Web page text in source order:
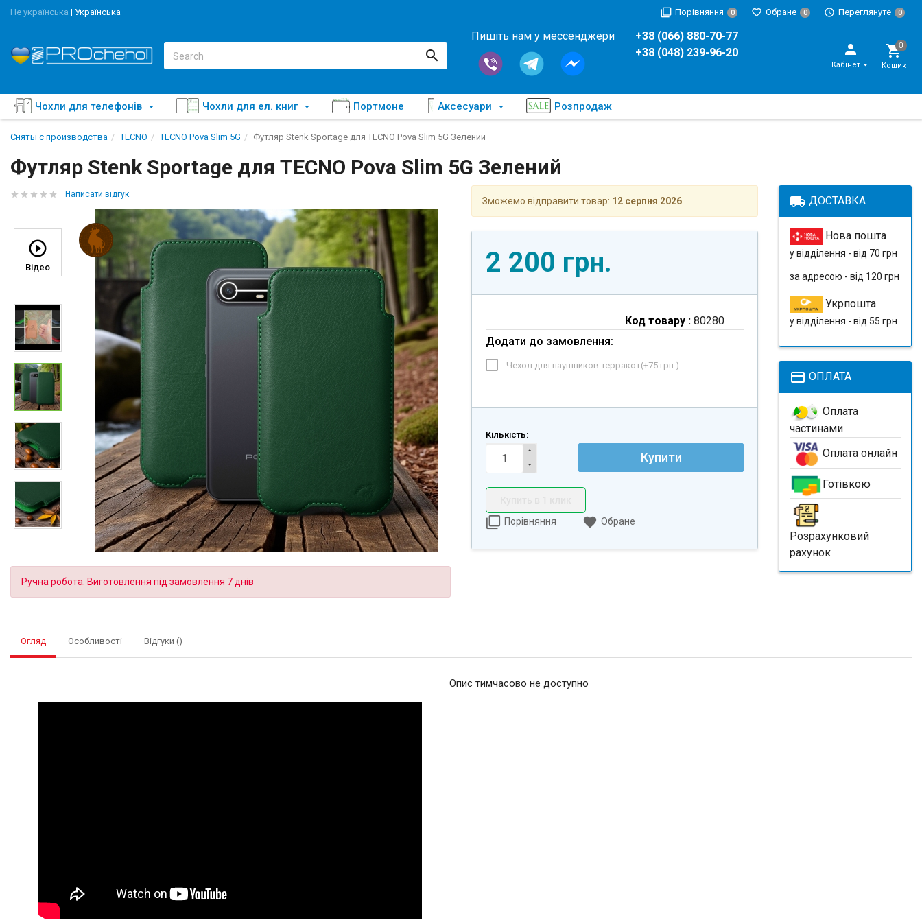
Не українська | Українська Порівняння 0 Обране 0 Переглянуте 0
Пишіть нам у мессенджери
+38 (066) 880-70-77
+38 (048) 239-96-20
Кабінет Кошик
Чохли для телефонів Чохли для ел. книг Портмоне Аксесуари Розпродаж
Сняты с производства TECNO TECNO Pova Slim 5G Футляр Stenk Sportage для TECNO Pova Slim 5G Зелений
Футляр Stenk Sportage для TECNO Pova Slim 5G Зелений
Написати відгук
Відео
Ручна робота. Виготовлення під замовлення 7 днів
Зможемо відправити товар: 12 серпня 2026
2 200 грн.
Код товару : 80280
Додати до замовлення:
Чехол для наушников терракот(+75 грн.)
Кількість:
Купити
Порівняння
Обране
local_shipping ДОСТАВКА
Нова пошта
у відділення - від 70 грн
за адресою - від 120 грн
Укрпошта
у відділення - від 55 грн
payment ОПЛАТА
Оплата
частинами
Оплата онлайн
Готівкою
Розрахунковий
рахунок
Огляд Особливості Відгуки ()
Опис тимчасово не доступно